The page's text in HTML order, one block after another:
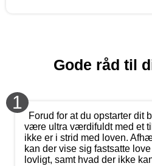
Gode råd til
1
Forud for at du opstarter dit
være ultra værdifuldt med et
ikke er i strid med loven.
kan der vise sig fastsatte
lovligt, samt hvad der ikke